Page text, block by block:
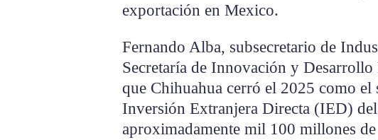
exportación en Mexico.
Fernando Alba, subsecretario de
Secretaría de Innovación y
que Chihuahua cerró el 2025 como el
Inversión Extranjera Directa (IED)
aproximadamente mil 100 millones